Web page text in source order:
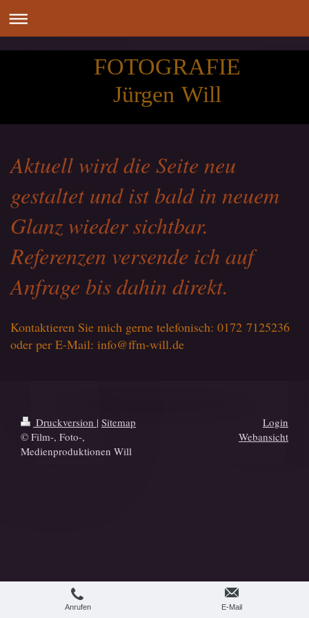
FOTOGRAFIE
Jürgen Will
Aktuell wird die Seite neu
gestaltet und ist bald in neuem
Glanz wieder sichtbar.
Referenzen versende ich auf
Anfrage bis dahin direkt.
Kontaktieren Sie mich gerne telefonisch: 0172 7125236
oder per E-Mail: info@ffm-will.de
Druckversion | Sitemap
© Film-, Foto-,
Medienproduktionen Will
Login
Webansicht
Anrufen E-Mail